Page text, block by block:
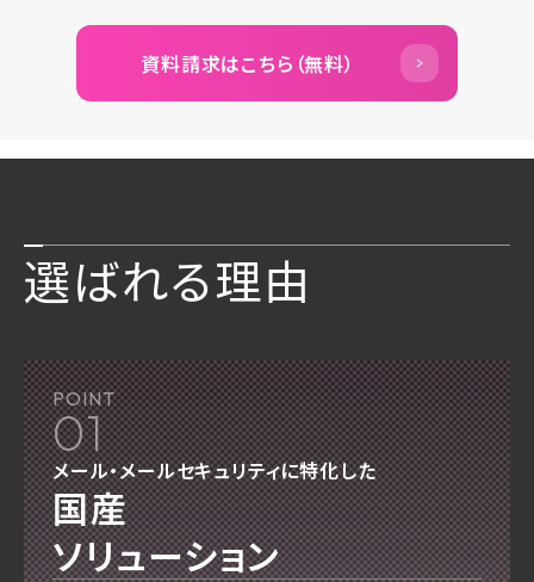
資料請求はこちら（無料）
選ばれる理由
POINT
01
メール・メールセキュリティに特化した
国産
ソリューション